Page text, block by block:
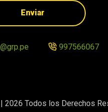
Enviar
997566067
2026 Todos los Derechos